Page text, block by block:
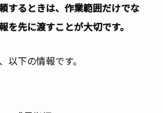
するときは、作業範囲だけでな
を先に渡すことが大切です。
以下の情報です。